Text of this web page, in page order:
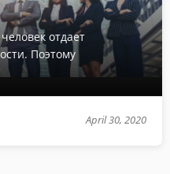
отдает
Поэтому
April 30, 2020